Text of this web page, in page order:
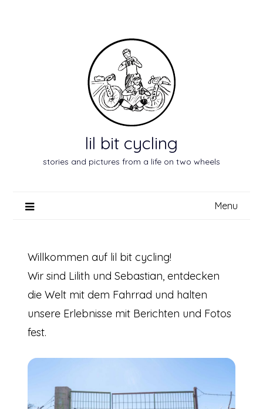
lil bit cycling
stories and pictures from a life on two wheels
Menu
Willkommen auf lil bit cycling!
Wir sind Lilith und Sebastian, entdecken
die Welt mit dem Fahrrad und halten
unsere Erlebnisse mit Berichten und Fotos
fest.